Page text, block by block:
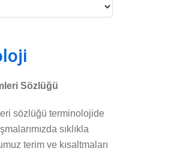
Sözlüğü
sözlüğü terminolojide
sıklıkla
terim ve kısaltmaları